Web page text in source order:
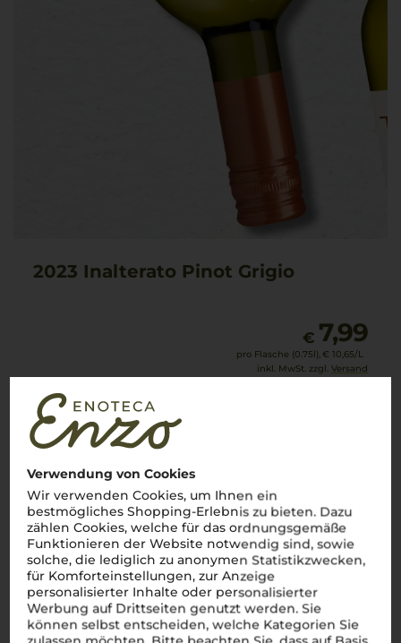
Verwendung von Cookies
Wir verwenden Cookies, um Ihnen ein
bestmögliches Shopping-Erlebnis zu bieten. Dazu
zählen Cookies, welche für das ordnungsgemäße
Funktionieren der Website notwendig sind, sowie
solche, die lediglich zu anonymen Statistikzwecken,
für Komforteinstellungen, zur Anzeige
personalisierter Inhalte oder personalisierter
Werbung auf Drittseiten genutzt werden. Sie
können selbst entscheiden, welche Kategorien Sie
2023 Inalterato Pinot Grigio
€ 7,99
pro Flasche (0.75l), € 10,65/L
inkl. MwSt. zzgl. Versand
2025
Della Torre Pinot Grigio Gold Edition
GIV
Pinot Grigio
trocken